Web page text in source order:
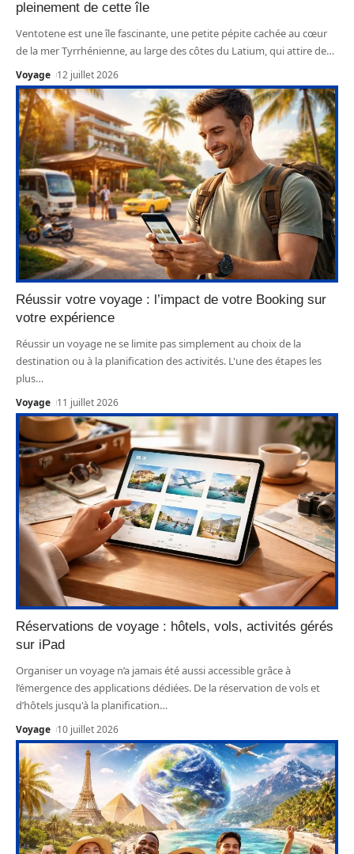
pleinement de cette île
Ventotene est une île fascinante, une petite pépite cachée au cœur
de la mer Tyrrhénienne, au large des côtes du Latium, qui attire de…
Voyage 12 juillet 2026
Réussir votre voyage : l’impact de votre Booking sur
votre expérience
Réussir un voyage ne se limite pas simplement au choix de la
destination ou à la planification des activités. L'une des étapes les
plus…
Voyage 11 juillet 2026
Réservations de voyage : hôtels, vols, activités gérés
sur iPad
Organiser un voyage n’a jamais été aussi accessible grâce à
l’émergence des applications dédiées. De la réservation de vols et
d’hôtels jusqu'à la planification…
Voyage 10 juillet 2026